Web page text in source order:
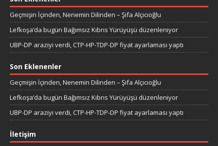
Geçmişin İçinden, Nenemin Dilinden – Şifa Alçıcıoğlu
Lefkoşa’da bugün Bağımsız Kıbrıs Yürüyüşü düzenleniyor
UBP-DP araziyi verdi, CTP-HP-TDP-DP fiyat ayarlaması yaptı
Son Eklenenler
Geçmişin İçinden, Nenemin Dilinden – Şifa Alçıcıoğlu
Lefkoşa’da bugün Bağımsız Kıbrıs Yürüyüşü düzenleniyor
UBP-DP araziyi verdi, CTP-HP-TDP-DP fiyat ayarlaması yaptı
İletişim